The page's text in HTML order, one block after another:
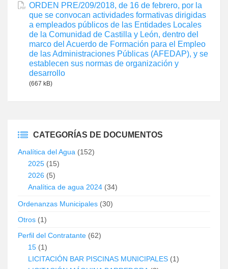
ORDEN PRE/209/2018, de 16 de febrero, por la
que se convocan actividades formativas dirigidas
a empleados públicos de las Entidades Locales
de la Comunidad de Castilla y León, dentro del
marco del Acuerdo de Formación para el Empleo
de las Administraciones Públicas (AFEDAP), y se
establecen sus normas de organización y
desarrollo
(667 kB)
CATEGORÍAS DE DOCUMENTOS
Analítica del Agua (152)
2025 (15)
2026 (5)
Analítica de agua 2024 (34)
Ordenanzas Municipales (30)
Otros (1)
Perfil del Contratante (62)
15 (1)
LICITACIÓN BAR PISCINAS MUNICIPALES (1)